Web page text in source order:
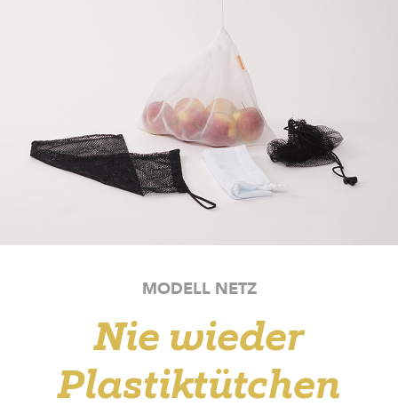
MODELL NETZ
Nie wieder
Plastiktütchen